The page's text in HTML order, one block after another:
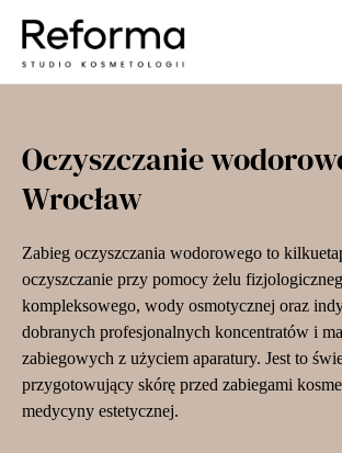
Oczyszczanie
Wrocław
Zabieg oczyszczania wodorowego to
oczyszczanie przy pomocy żelu
kompleksowego, wody osmotycznej oraz
dobranych profesjonalnych koncentratów i
zabiegowych z użyciem aparatury. Jest to
przygotowujący skórę przed zabiegami
medycyny estetycznej.